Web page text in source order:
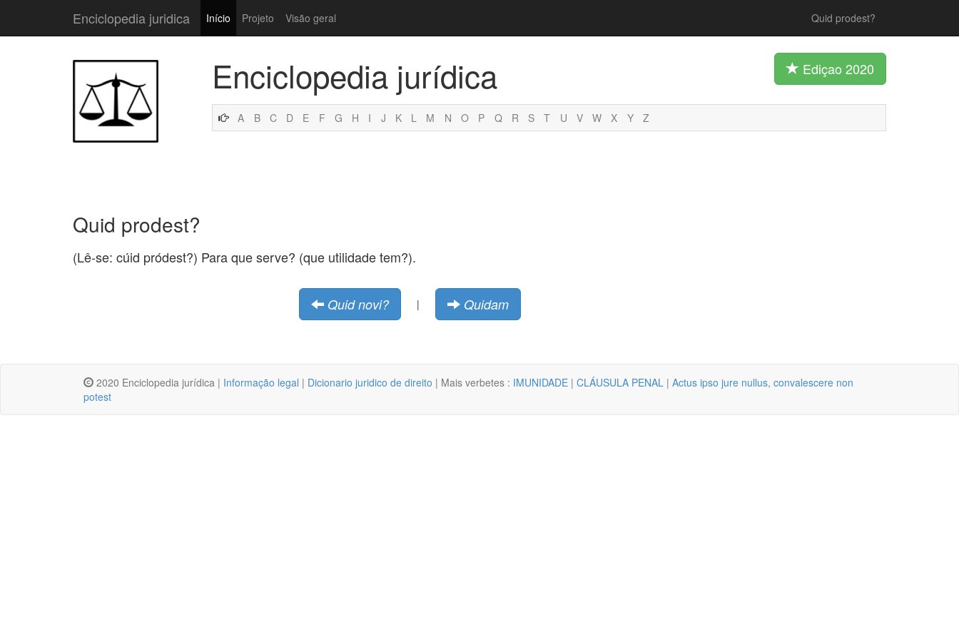
Enciclopedia juridica Início Projeto Visão geral Quid prodest?
Enciclopedia jurídica Ediçao 2020
A B C D E F G H I J K L M N O P Q R S T U V W X Y Z
Quid prodest?
(Lê-se: cúid pródest?) Para que serve? (que utilidade tem?).
Quid novi? | Quidam
2020 Enciclopedia jurídica | Informação legal | Dicionario juridico de direito | Mais verbetes : IMUNIDADE | CLÁUSULA PENAL | Actus ipso jure nullus, convalescere non
potest